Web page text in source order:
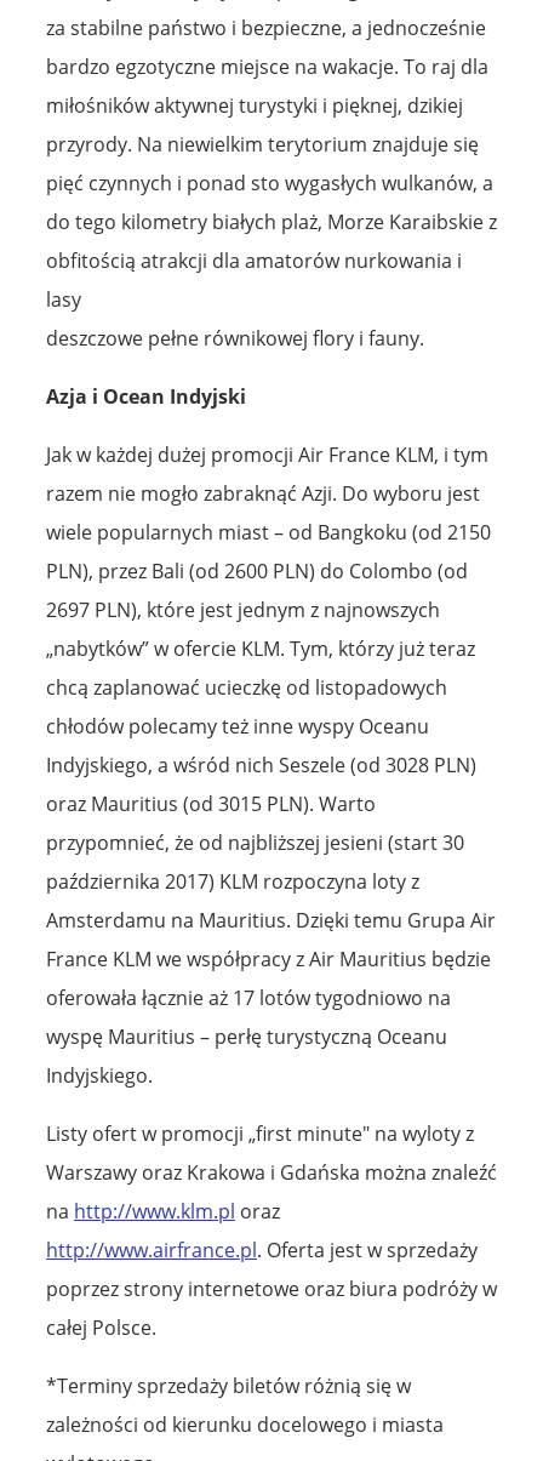
za stabilne państwo i bezpieczne, a jednocześnie
bardzo egzotyczne miejsce na wakacje. To raj dla
miłośników aktywnej turystyki i pięknej, dzikiej
przyrody. Na niewielkim terytorium znajduje się
pięć czynnych i ponad sto wygasłych wulkanów, a
do tego kilometry białych plaż, Morze Karaibskie z
obfitością atrakcji dla amatorów nurkowania i
lasy
deszczowe pełne równikowej flory i fauny.
Azja i Ocean Indyjski
Jak w każdej dużej promocji Air France KLM, i tym
razem nie mogło zabraknąć Azji. Do wyboru jest
wiele popularnych miast – od Bangkoku (od 2150
PLN), przez Bali (od 2600 PLN) do Colombo (od
2697 PLN), które jest jednym z najnowszych
„nabytków” w ofercie KLM. Tym, którzy już teraz
chcą zaplanować ucieczkę od listopadowych
chłodów polecamy też inne wyspy Oceanu
Indyjskiego, a wśród nich Seszele (od 3028 PLN)
oraz Mauritius (od 3015 PLN). Warto
przypomnieć, że od najbliższej jesieni (start 30
października 2017) KLM rozpoczyna loty z
Amsterdamu na Mauritius. Dzięki temu Grupa Air
France KLM we współpracy z Air Mauritius będzie
oferowała łącznie aż 17 lotów tygodniowo na
wyspę Mauritius – perłę turystyczną Oceanu
Indyjskiego.
Listy ofert w promocji „first minute" na wyloty z
Warszawy oraz Krakowa i Gdańska można znaleźć
na http://www.klm.pl oraz
http://www.airfrance.pl. Oferta jest w sprzedaży
poprzez strony internetowe oraz biura podróży w
całej Polsce.
*Terminy sprzedaży biletów różnią się w
zależności od kierunku docelowego i miasta